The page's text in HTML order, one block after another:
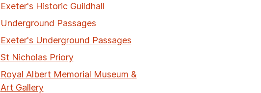
Exeter's Historic Guildhall
Underground Passages
Exeter's Underground Passages
St Nicholas Priory
Royal Albert Memorial Museum &
Art Gallery